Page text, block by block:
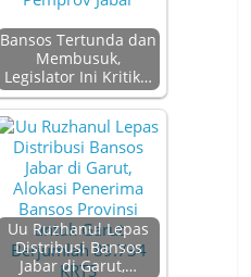
Bansos Tertunda dan
Membusuk,
Legislator Ini Kritik…
Uu Ruzhanul Lepas
Distribusi Bansos
Jabar di Garut,…